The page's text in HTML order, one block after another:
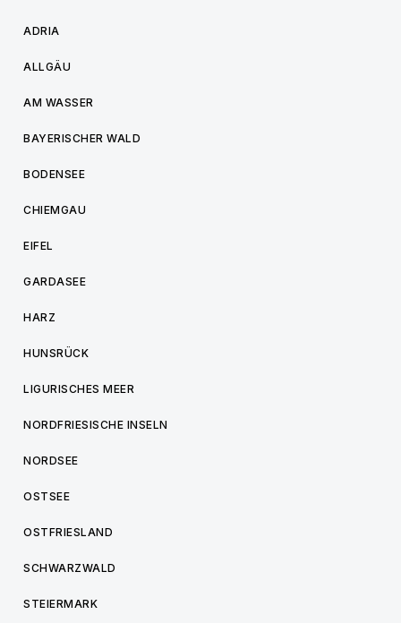
ADRIA
ALLGÄU
AM WASSER
BAYERISCHER WALD
BODENSEE
CHIEMGAU
EIFEL
GARDASEE
HARZ
HUNSRÜCK
LIGURISCHES MEER
NORDFRIESISCHE INSELN
NORDSEE
OSTSEE
OSTFRIESLAND
SCHWARZWALD
STEIERMARK